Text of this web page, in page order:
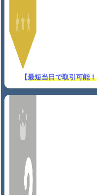
【最短当日で取引可能！